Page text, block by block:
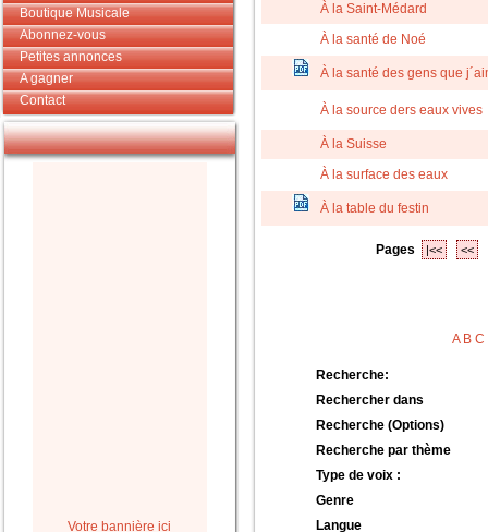
Boutique Musicale
Abonnez-vous
Petites annonces
A gagner
Contact
Votre bannière ici
À la Saint-Médard
À la santé de Noé
À la santé des gens que
À la source ders eaux vives
À la Suisse
À la surface des eaux
À la table du festin
Pages |<< <<
A B C
Recherche:
Rechercher dans
Recherche (Options)
Recherche par thème
Type de voix :
Genre
Langue